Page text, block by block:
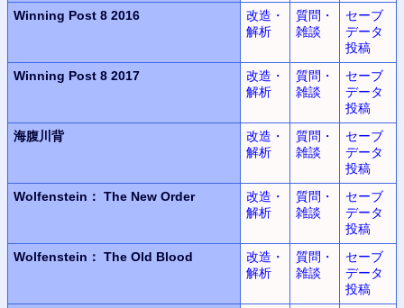
Winning Post 8 2016
改造・
解析
質問・
雑談
セーブ
データ
投稿
Winning Post 8 2017
改造・
解析
質問・
雑談
セーブ
データ
投稿
海腹川背
改造・
解析
質問・
雑談
セーブ
データ
投稿
Wolfenstein： The New Order
改造・
解析
質問・
雑談
セーブ
データ
投稿
Wolfenstein： The Old Blood
改造・
解析
質問・
雑談
セーブ
データ
投稿